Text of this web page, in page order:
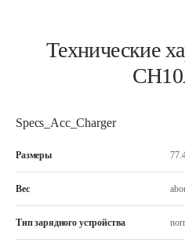
Технические
Specs_Acc_Charger
Размеры
Вес
Тип зарядного устройства